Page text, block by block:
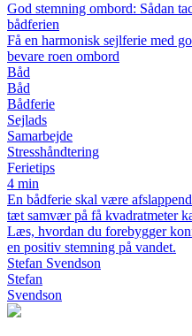
God stemning ombord: Sådan
bådferien
Få en harmonisk sejlferie med
bevare roen ombord
Båd
Båd
Bådferie
Sejlads
Samarbejde
Stresshåndtering
Ferietips
4 min
En bådferie skal være
tæt samvær på få kvadratmeter
Læs, hvordan du forebygger
en positiv stemning på vandet.
Stefan Svendson
Stefan
Svendson